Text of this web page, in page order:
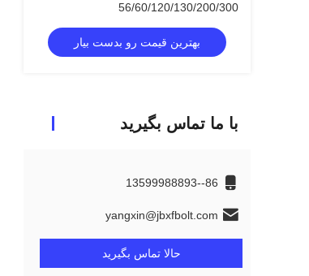
56/60/120/130/200/300
بهترین قیمت رو بدست بیار
با ما تماس بگیرید
86--13599988893
yangxin@jbxfbolt.com
حالا تماس بگیرید